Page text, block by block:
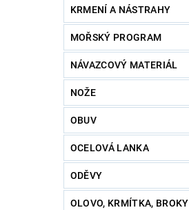
KRMENÍ A NÁSTRAHY
MOŘSKÝ PROGRAM
NÁVAZCOVÝ MATERIÁL
NOŽE
OBUV
OCELOVÁ LANKA
ODĚVY
OLOVO, KRMÍTKA, BROKY